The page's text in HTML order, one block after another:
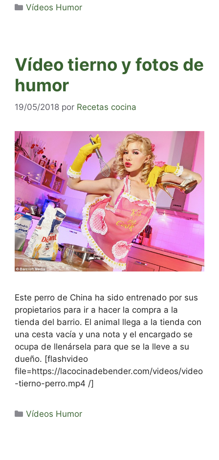
Categorías
Vídeos Humor
Vídeo tierno y fotos de
humor
19/05/2018 por Recetas cocina
Este perro de China ha sido entrenado por sus
propietarios para ir a hacer la compra a la
tienda del barrio. El animal llega a la tienda con
una cesta vacía y una nota y el encargado se
ocupa de llenársela para que se la lleve a su
dueño. [flashvideo
file=https://lacocinadebender.com/videos/video
-tierno-perro.mp4 /]
Categorías
Vídeos Humor